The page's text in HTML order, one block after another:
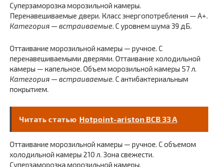
Суперзаморозка морозильной камеры.
Перенавешиваемые двери. Класс энергопотребления — A+.
Категория — встраиваемые. С уровнем шума 39 дБ.
Оттаивание морозильной камеры — ручное. С
перенавешиваемыми дверями. Оттаивание холодильной
камеры — капельное. Объем морозильной камеры 57 л.
Категория — встраиваемые. С антибактериальным
покрытием.
Читать статью Hotpoint-ariston BCB 33 A
Оттаивание морозильной камеры — ручное. С объемом
холодильной камеры 210 л. Зона свежести.
Суперзаморозка морозильной камеры.